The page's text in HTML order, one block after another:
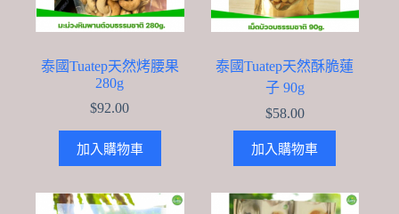
泰國Tuatep天然烤腰果
280g
$92.00
加入購物車
泰國Tuatep天然酥脆蓮
子 90g
$58.00
加入購物車